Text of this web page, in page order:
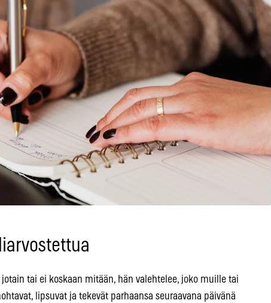
tai ei koskaan mitään, hän valehtelee, joko muille tai
lipsuvat ja tekevät parhaansa seuraavana päivänä